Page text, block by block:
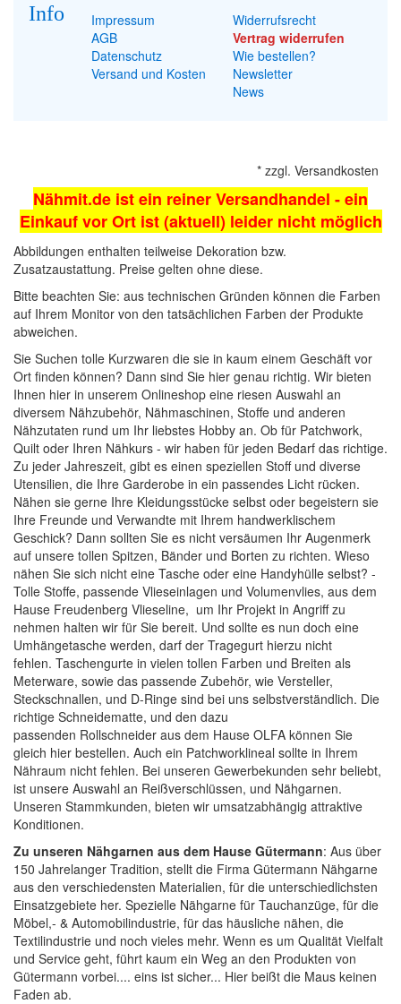
Info
Impressum
AGB
Datenschutz
Versand und Kosten
Widerrufsrecht
Vertrag widerrufen
Wie bestellen?
Newsletter
News
* zzgl. Versandkosten
Nähmit.de ist ein reiner Versandhandel - ein
Einkauf vor Ort ist (aktuell) leider nicht möglich
Abbildungen enthalten teilweise Dekoration bzw.
Zusatzaustattung. Preise gelten ohne diese.
Bitte beachten Sie: aus technischen Gründen können die Farben
auf Ihrem Monitor von den tatsächlichen Farben der Produkte
abweichen.
Sie Suchen tolle Kurzwaren die sie in kaum einem Geschäft vor
Ort finden können? Dann sind Sie hier genau richtig. Wir bieten
Ihnen hier in unserem Onlineshop eine riesen Auswahl an
diversem Nähzubehör, Nähmaschinen, Stoffe und anderen
Nähzutaten rund um Ihr liebstes Hobby an. Ob für Patchwork,
Quilt oder Ihren Nähkurs - wir haben für jeden Bedarf das richtige.
Zu jeder Jahreszeit, gibt es einen speziellen Stoff und diverse
Utensilien, die Ihre Garderobe in ein passendes Licht rücken.
Nähen sie gerne Ihre Kleidungsstücke selbst oder begeistern sie
Ihre Freunde und Verwandte mit Ihrem handwerklischem
Geschick? Dann sollten Sie es nicht versäumen Ihr Augenmerk
auf unsere tollen Spitzen, Bänder und Borten zu richten. Wieso
nähen Sie sich nicht eine Tasche oder eine Handyhülle selbst? -
Tolle Stoffe, passende Vlieseinlagen und Volumenvlies, aus dem
Hause Freudenberg Vlieseline, um Ihr Projekt in Angriff zu
nehmen halten wir für Sie bereit. Und sollte es nun doch eine
Umhängetasche werden, darf der Tragegurt hierzu nicht
fehlen. Taschengurte in vielen tollen Farben und Breiten als
Meterware, sowie das passende Zubehör, wie Versteller,
Steckschnallen, und D-Ringe sind bei uns selbstverständlich. Die
richtige Schneidematte, und den dazu
passenden Rollschneider aus dem Hause OLFA können Sie
gleich hier bestellen. Auch ein Patchworklineal sollte in Ihrem
Nähraum nicht fehlen. Bei unseren Gewerbekunden sehr beliebt,
ist unsere Auswahl an Reißverschlüssen, und Nähgarnen.
Unseren Stammkunden, bieten wir umsatzabhängig attraktive
Konditionen.
Zu unseren Nähgarnen aus dem Hause Gütermann: Aus über
150 Jahrelanger Tradition, stellt die Firma Gütermann Nähgarne
aus den verschiedensten Materialien, für die unterschiedlichsten
Einsatzgebiete her. Spezielle Nähgarne für Tauchanzüge, für die
Möbel,- & Automobilindustrie, für das häusliche nähen, die
Textilindustrie und noch vieles mehr. Wenn es um Qualität Vielfalt
und Service geht, führt kaum ein Weg an den Produkten von
Gütermann vorbei.... eins ist sicher... Hier beißt die Maus keinen
Faden ab.